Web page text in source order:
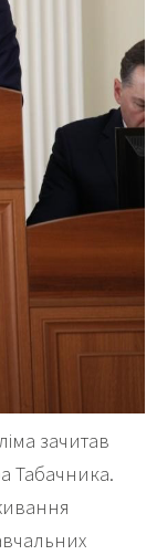
зачитав
Табачника.